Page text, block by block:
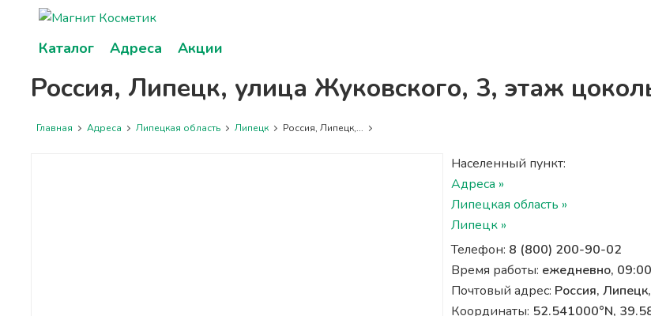
Каталог Адреса Акции
Россия, Липецк, улица Жуковского, 3, этаж
Главная Адреса Липецкая область Липецк Россия, Липецк,...
Населенный пункт:
Адреса »
Липецкая область »
Липецк »
Телефон: 8 (800) 200-90-02
Время работы: ежедневно,
Почтовый адрес: Россия,
Координаты: 52.541000°N,